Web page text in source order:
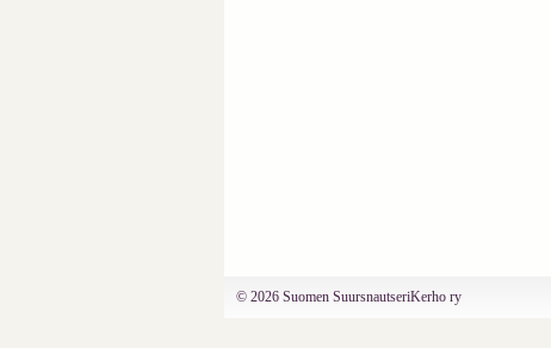
©2026 Suomen SuursnautseriKerho ry